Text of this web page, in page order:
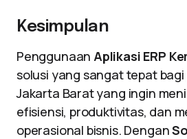
Kesimpulan
PenggunaanAplikasi ERP
solusi yang sangat tepat
Jakarta Barat yang ingin
efisiensi, produktivitas, dan
operasional bisnis. Dengan